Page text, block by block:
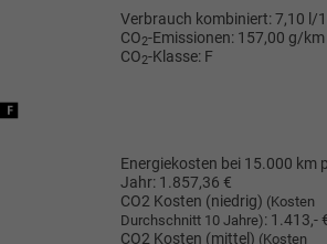
Verbrauch kombiniert:7,10 l/
CO2-Emissionen: 157,00 g/km
CO2-Klasse: F
Energiekosten bei 15.000 km
Jahr: 1.857,36 €
CO2 Kosten (niedrig) (Kosten
Durchschnitt 10 Jahre): 1.413,-
CO2 Kosten (mittel) (Kosten